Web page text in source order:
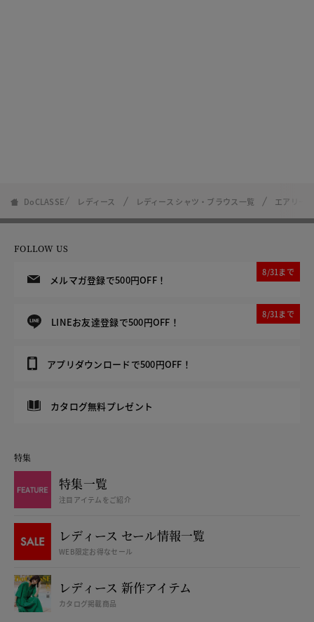
DoCLASSE レディース レディース シャツ・ブラウス一覧 エアリー
FOLLOW US
メルマガ登録で500円OFF！
8/31まで
LINEお友達登録で500円OFF！
8/31まで
アプリダウンロードで500円OFF！
カタログ無料プレゼント
特集
特集一覧
注目アイテムをご紹介
レディース セール情報一覧
WEB限定お得なセール
レディース 新作アイテム
カタログ掲載商品